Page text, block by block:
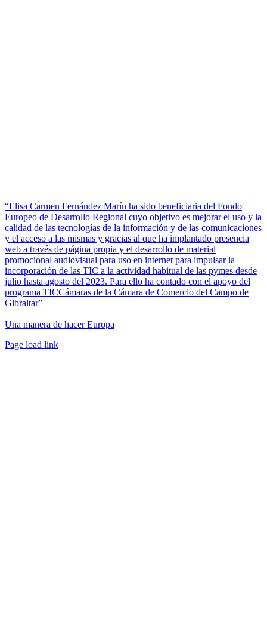
“Elisa Carmen Fernández Marín ha sido beneficiaria del Fondo
Europeo de Desarrollo Regional cuyo objetivo es mejorar el uso y la
calidad de las tecnologías de la información y de las comunicaciones
y el acceso a las mismas y gracias al que ha implantado presencia
web a través de página propia y el desarrollo de material
promocional audiovisual para uso en internet para impulsar la
incorporación de las TIC a la actividad habitual de las pymes desde
julio hasta agosto del 2023. Para ello ha contado con el apoyo del
programa TICCámaras de la Cámara de Comercio del Campo de
Gibraltar”
Una manera de hacer Europa
Facebook
Twitter
Instagram
Pinterest
Page load link